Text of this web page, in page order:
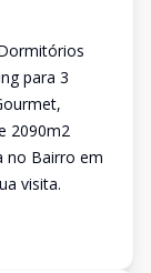
para 3
2090m2
no Bairro em
visita.